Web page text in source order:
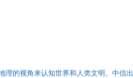
理的视角来认知世界和人类文明。中信出